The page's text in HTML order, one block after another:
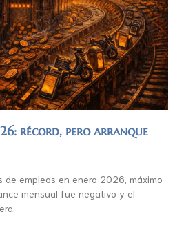
récord, pero arranque
de empleos en enero 2026, máximo
mensual fue negativo y el